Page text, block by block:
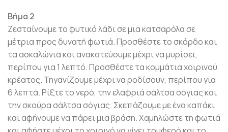
Βήμα 2
Ζεσταίνουμε το φυτικό λάδι σε μια κατσαρόλα σε
μέτρια προς δυνατή φωτιά. Προσθέστε το σκόρδο και
τα ασκαλώνια και ανακατεύουμε μέχρι να μυρίσει,
περίπου για 1 λεπτό. Προσθέστε τα κομμάτια χοιρινού
κρέατος. Τηγανίζουμε μέχρι να ροδίσουν, περίπου για
6 λεπτά. Ρίξτε το νερό, την ελαφριά σάλτσα σόγιας και
την σκούρα σάλτσα σόγιας. Σκεπάζουμε με ένα καπάκι
και αφήνουμε να πάρει μια βράση. Χαμηλώστε τη φωτιά